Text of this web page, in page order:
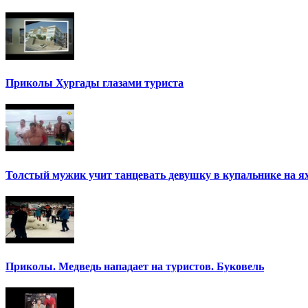
Приколы Хургады глазами туриста
Толстый мужик учит танцевать девушку в купальнике на
Приколы. Медведь нападает на туристов. Буковель